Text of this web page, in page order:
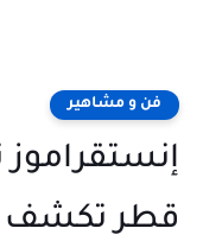
فن و مشاهير
قطر تكشف